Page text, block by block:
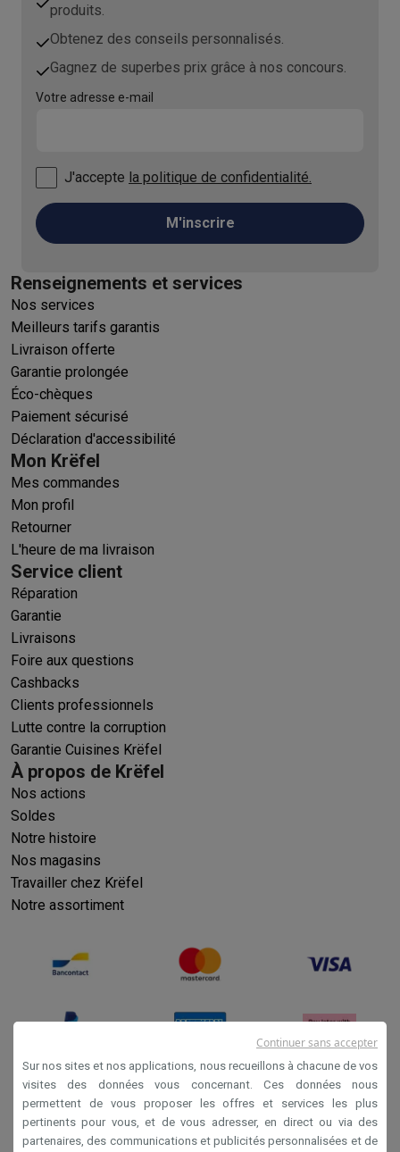
produits.
Obtenez des conseils personnalisés.
Gagnez de superbes prix grâce à nos concours.
Votre adresse e-mail
J'accepte la politique de confidentialité.
M'inscrire
Renseignements et services
Nos services
Meilleurs tarifs garantis
Livraison offerte
Garantie prolongée
Éco-chèques
Paiement sécurisé
Déclaration d'accessibilité
Mon Krëfel
Mes commandes
Mon profil
Retourner
L'heure de ma livraison
Service client
Réparation
Garantie
Livraisons
Foire aux questions
Cashbacks
Clients professionnels
Lutte contre la corruption
Garantie Cuisines Krëfel
À propos de Krëfel
Nos actions
Soldes
Notre histoire
Nos magasins
Travailler chez Krëfel
Notre assortiment
Conditions générales de vente
Privacy
Sur nos sites et nos applications, nous recueillons à chacune de vos
visites des données vous concernant. Ces données nous
permettent de vous proposer les offres et services les plus
pertinents pour vous, et de vous adresser, en direct ou via des
partenaires, des communications et publicités personnalisées et de
Continuer sans accepter